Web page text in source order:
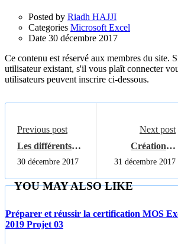
Posted by Riadh HAJJI
Categories Microsoft Excel
Date 30 décembre 2017
Ce contenu est réservé aux membres du site.
utilisateur existant, s'il vous plaît connecter
utilisateurs peuvent inscrire ci-dessous.
Previous post
Les différents
types de
graphique Excel
30 décembre 2017
Next post
Création et
gestion des
graphiques TP2
31 décembre 2017
YOU MAY ALSO LIKE
Préparer et réussir la certification MOS
2019 Projet 03